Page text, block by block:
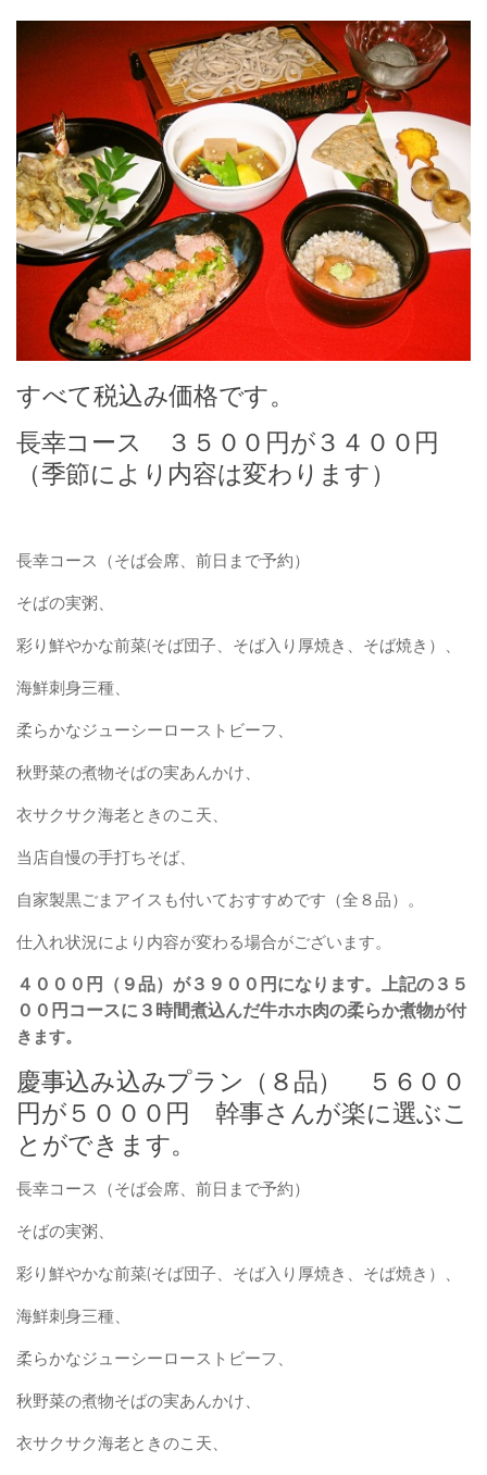
すべて税込み価格です。
長幸コース ３５００円が３４００円
（季節により内容は変わります）
長幸コース（そば会席、前日まで予約）
そばの実粥、
彩り鮮やかな前菜(そば団子、そば入り厚焼き、そば焼き）、
海鮮刺身三種、
柔らかなジューシーローストビーフ、
秋野菜の煮物そばの実あんかけ、
衣サクサク海老ときのこ天、
当店自慢の手打ちそば、
自家製黒ごまアイスも付いておすすめです（全８品）。
仕入れ状況により内容が変わる場合がございます。
４０００円（９品）が３９００円になります。上記の３５
００円コースに３時間煮込んだ牛ホホ肉の柔らか煮物が付
きます。
慶事込み込みプラン（８品） ５６００
円が５０００円 幹事さんが楽に選ぶこ
とができます。
長幸コース（そば会席、前日まで予約）
そばの実粥、
彩り鮮やかな前菜(そば団子、そば入り厚焼き、そば焼き）、
海鮮刺身三種、
柔らかなジューシーローストビーフ、
秋野菜の煮物そばの実あんかけ、
衣サクサク海老ときのこ天、